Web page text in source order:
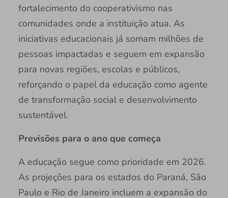
fortalecimento do cooperativismo nas
comunidades onde a instituição atua. As
iniciativas educacionais já somam milhões de
pessoas impactadas e seguem em expansão
para novas regiões, escolas e públicos,
reforçando o papel da educação como agente
de transformação social e desenvolvimento
sustentável.
Previsões para o ano que começa
A educação segue como prioridade em 2026.
As projeções para os estados do Paraná, São
Paulo e Rio de Janeiro incluem a expansão do